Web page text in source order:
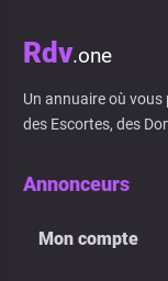
Rdv.one
Un annuaire où
des Escortes, des
Annonceurs
Mon compte